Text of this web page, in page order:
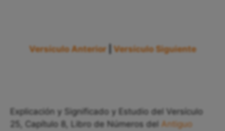
Versículo Anterior Versículo Siguiente
Explicación y Significado y Estudio del Versículo
25, Capítulo 8, Libro de Números del Antiguo